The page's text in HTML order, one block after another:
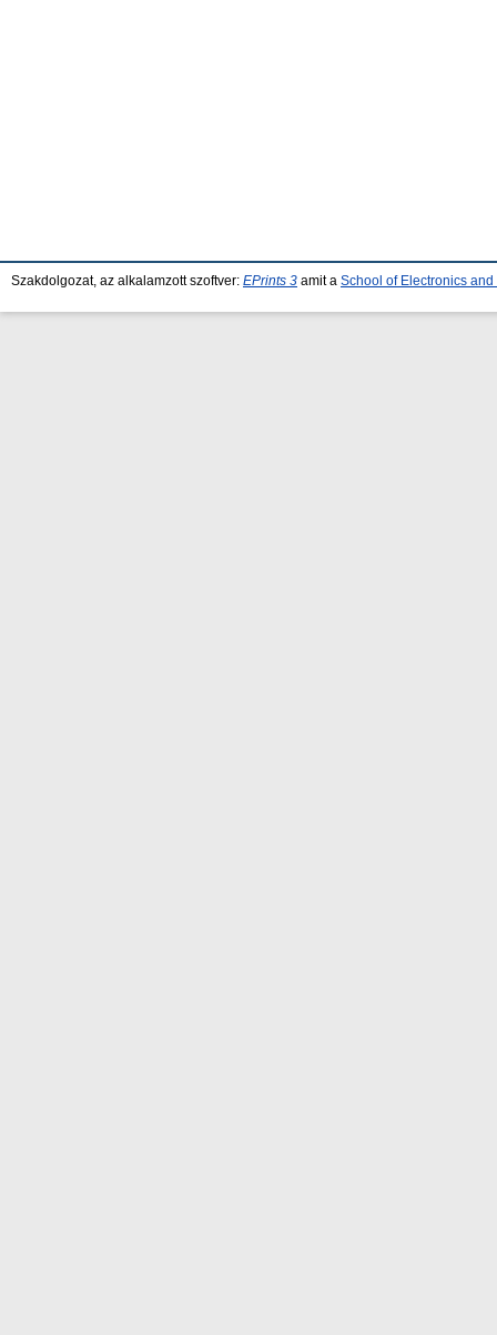
Szakdolgozat, az alkalamzott szoftver: EPrints 3 amit a School of Electronics